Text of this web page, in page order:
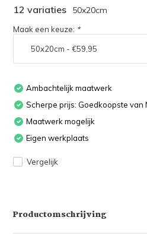
12 variaties 50x20cm
Maak een keuze: *
Ambachtelijk maatwerk
Scherpe prijs: Goedkoopste van
Maatwerk mogelijk
Eigen werkplaats
Vergelijk
Productomschrijving